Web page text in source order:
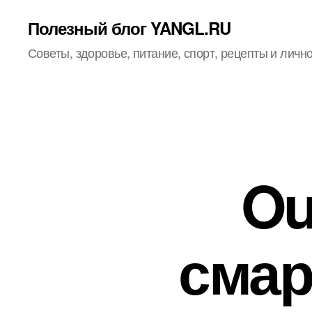
Полезный блог YANGL.RU
Советы, здоровье, питание, спорт, рецепты и